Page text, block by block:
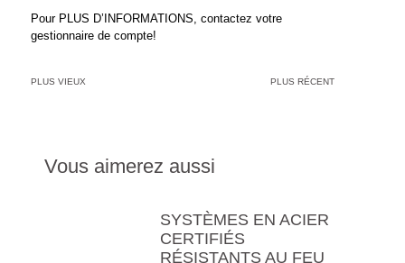
Pour PLUS D’INFORMATIONS, contactez votre
gestionnaire de compte!
PLUS VIEUX PLUS RÉCENT
Vous aimerez aussi
SYSTÈMES EN ACIER
CERTIFIÉS
RÉSISTANTS AU FEU